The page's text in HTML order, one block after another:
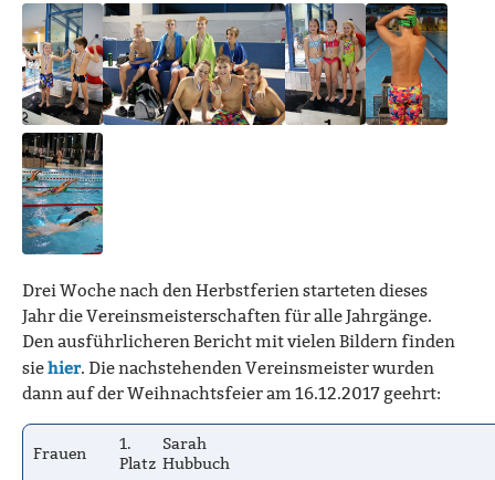
Drei Woche nach den Herbstferien starteten dieses
Jahr die Vereinsmeisterschaften für alle Jahrgänge.
Den ausführlicheren Bericht mit vielen Bildern finden
siehier. Die nachstehenden Vereinsmeister wurden
dann auf der Weihnachtsfeier am 16.12.2017 geehrt:
Frauen
1.
Platz
Sarah
Hubbuch